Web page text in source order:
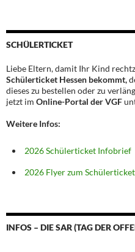
SCHÜLERTICKET
Liebe Eltern, damit Ihr Kind
Schülerticket Hessen bekommt,
dieses zu bestellen oder zu
jetzt im Online-Portal der VGF
Weitere Infos:
2026 Schülerticket Infobrief
2026 Flyer zum Schülerticket
INFOS – DIE SAR (TAG DER